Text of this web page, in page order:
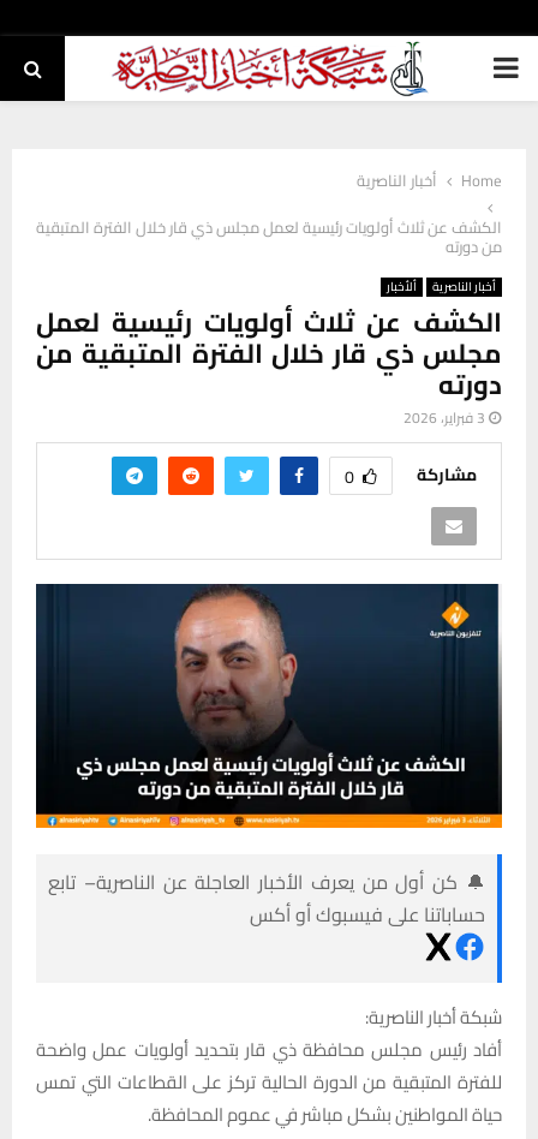
PRIMARY
Home
أخبار الناصرية
الكشف عن ثلاث أولويات رئيسية لعمل مجلس ذي قار خلال الفترة المتبقية
من دورته
أخبار الناصرية ألأخبار
الكشف عن ثلاث أولويات رئيسية لعمل
مجلس ذي قار خلال الفترة المتبقية من
دورته
3 فبراير، 2026
مشاركة 0
🔔 كن أول من يعرف الأخبار العاجلة عن الناصرية– تابع
حساباتنا على فيسبوك أو أكس
شبكة أخبار الناصرية:
أفاد رئيس مجلس محافظة ذي قار بتحديد أولويات عمل واضحة
للفترة المتبقية من الدورة الحالية تركز على القطاعات التي تمس
حياة المواطنين بشكل مباشر في عموم المحافظة.